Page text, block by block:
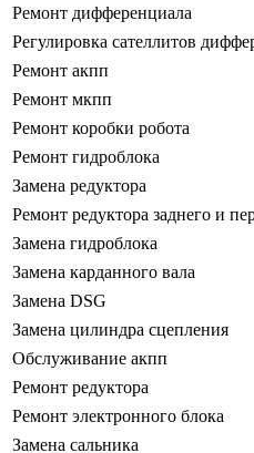
Ремонт дифференциала
Регулировка сателлитов
Ремонт акпп
Ремонт мкпп
Ремонт коробки робота
Ремонт гидроблока
Замена редуктора
Ремонт редуктора заднего и
Замена гидроблока
Замена карданного вала
Замена DSG
Замена цилиндра сцепления
Обслуживание акпп
Ремонт редуктора
Ремонт электронного блока
Замена сальника